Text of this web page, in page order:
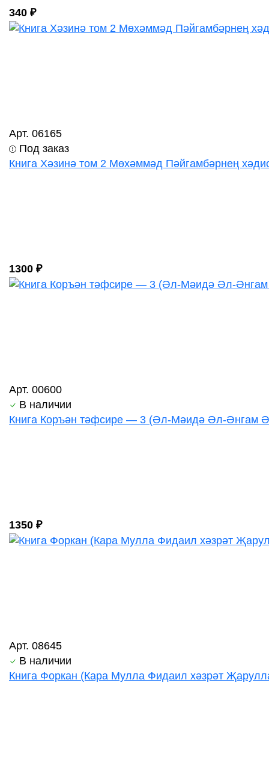
340 ₽
Арт. 06165
Под заказ
Книга Хәзинә том 2 Мөхәммәд Пәйгамбәрнең
1300 ₽
Арт. 00600
В наличии
Книга Коръән тәфсире — 3 (Әл-Мәидә Әл-Әнгам
1350 ₽
Арт. 08645
В наличии
Книга Форкан (Кара Мулла Фидаил хәзрәт